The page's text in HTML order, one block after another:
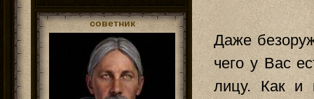
советник
Даже
чего у Вас
лицу. Как и